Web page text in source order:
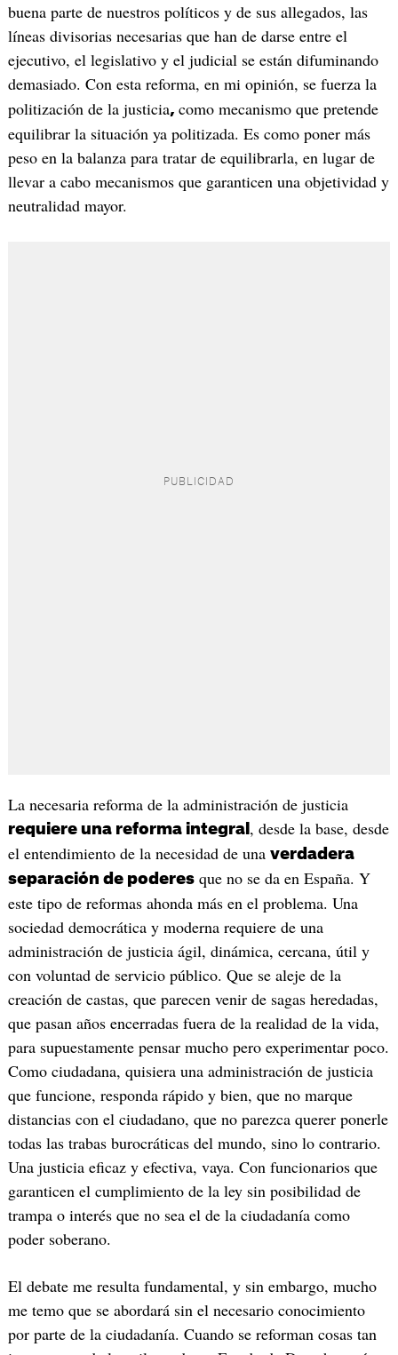
buena parte de nuestros políticos y de sus allegados, las
líneas divisorias necesarias que han de darse entre el
ejecutivo, el legislativo y el judicial se están difuminando
demasiado. Con esta reforma, en mi opinión, se fuerza la
politización de la justicia, como mecanismo que pretende
equilibrar la situación ya politizada. Es como poner más
peso en la balanza para tratar de equilibrarla, en lugar de
llevar a cabo mecanismos que garanticen una objetividad y
neutralidad mayor.
La necesaria reforma de la administración de justicia
requiere una reforma integral , desde la base, desde
el entendimiento de la necesidad de una verdadera
separación de poderesque no se da en España. Y
este tipo de reformas ahonda más en el problema. Una
sociedad democrática y moderna requiere de una
administración de justicia ágil, dinámica, cercana, útil y
con voluntad de servicio público. Que se aleje de la
creación de castas, que parecen venir de sagas heredadas,
que pasan años encerradas fuera de la realidad de la vida,
para supuestamente pensar mucho pero experimentar poco.
Como ciudadana, quisiera una administración de justicia
que funcione, responda rápido y bien, que no marque
distancias con el ciudadano, que no parezca querer ponerle
todas las trabas burocráticas del mundo, sino lo contrario.
Una justicia eficaz y efectiva, vaya. Con funcionarios que
garanticen el cumplimiento de la ley sin posibilidad de
trampa o interés que no sea el de la ciudadanía como
poder soberano.
El debate me resulta fundamental, y sin embargo, mucho
me temo que se abordará sin el necesario conocimiento
por parte de la ciudadanía. Cuando se reforman cosas tan